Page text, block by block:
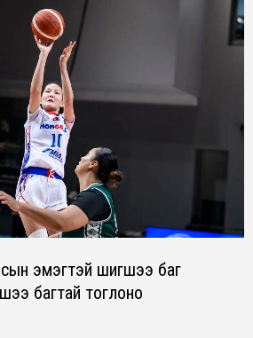
эмэгтэй шигшээ баг
багтай тоглоно